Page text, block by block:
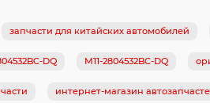
запчасти для китайских автомобилей
DQ M11-2804532BC-DQ
интернет-магазин